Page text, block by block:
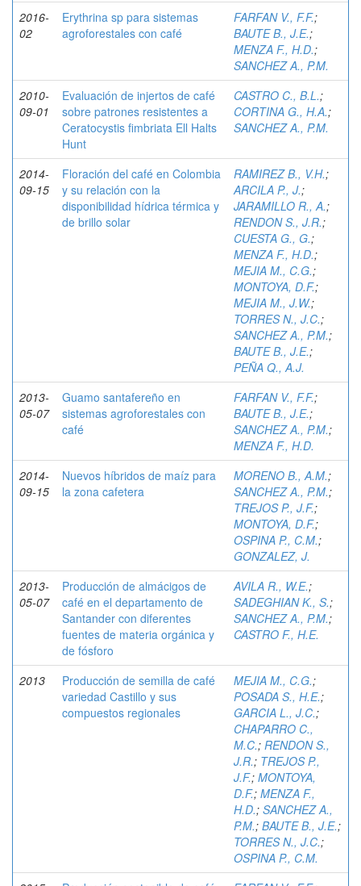
2016-
02
Erythrina sp para sistemas
agroforestales con café
FARFAN V., F.F.;
BAUTE B., J.E.;
MENZA F., H.D.;
SANCHEZ A., P.M.
2010-
09-01
Evaluación de injertos de café
sobre patrones resistentes a
Ceratocystis fimbriata Ell Halts
Hunt
CASTRO C., B.L.;
CORTINA G., H.A.;
SANCHEZ A., P.M.
2014-
09-15
Floración del café en Colombia
y su relación con la
disponibilidad hídrica térmica y
de brillo solar
RAMIREZ B., V.H.;
ARCILA P., J.;
JARAMILLO R., A.;
RENDON S., J.R.;
CUESTA G., G.;
MENZA F., H.D.;
MEJIA M., C.G.;
MONTOYA, D.F.;
MEJIA M., J.W.;
TORRES N., J.C.;
SANCHEZ A., P.M.;
BAUTE B., J.E.;
PEÑA Q., A.J.
2013-
05-07
Guamo santafereño en
sistemas agroforestales con
café
FARFAN V., F.F.;
BAUTE B., J.E.;
SANCHEZ A., P.M.;
MENZA F., H.D.
2014-
09-15
Nuevos híbridos de maíz para
la zona cafetera
MORENO B., A.M.;
SANCHEZ A., P.M.;
TREJOS P., J.F.;
MONTOYA, D.F.;
OSPINA P., C.M.;
GONZALEZ, J.
2013-
05-07
Producción de almácigos de
café en el departamento de
Santander con diferentes
fuentes de materia orgánica y
de fósforo
AVILA R., W.E.;
SADEGHIAN K., S.;
SANCHEZ A., P.M.;
CASTRO F., H.E.
2013
Producción de semilla de café
variedad Castillo y sus
compuestos regionales
MEJIA M., C.G.;
POSADA S., H.E.;
GARCIA L., J.C.;
CHAPARRO C.,
M.C.; RENDON S.,
J.R.; TREJOS P.,
J.F.; MONTOYA,
D.F.; MENZA F.,
H.D.; SANCHEZ A.,
P.M.; BAUTE B., J.E.;
TORRES N., J.C.;
OSPINA P., C.M.